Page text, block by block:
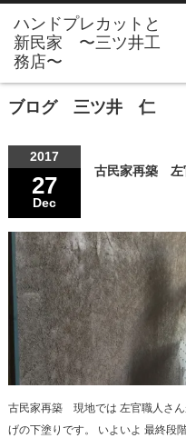
ブログ 三ツ井 仁
2017
27
Dec
古民家再築 左
古民家再築 現地では 左官職人さ
げの下塗りです。 いよいよ 最終段